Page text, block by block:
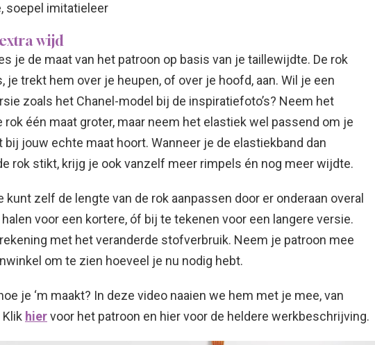
soepel imitatieleer
wijd
je de maat van het patroon op basis van je taillewijdte. De rok
je trekt hem over je heupen, of over je hoofd, aan. Wil je een
zoals het Chanel-model bij de inspiratiefoto’s? Neem het
rok één maat groter, maar neem het elastiek wel passend om je
bij jouw echte maat hoort. Wanneer je de elastiekband dan
rok stikt, krijg je ook vanzelf meer rimpels én nog meer wijdte.
kunt zelf de lengte van de rok aanpassen door er onderaan overal
voor een kortere, óf bij te tekenen voor een langere versie.
met het veranderde stofverbruik. Neem je patroon mee
om te zien hoeveel je nu nodig hebt.
je ‘m maakt? In deze video naaien we hem met je mee, van
hiervoor het patroon en hier voor de heldere werkbeschrijving.